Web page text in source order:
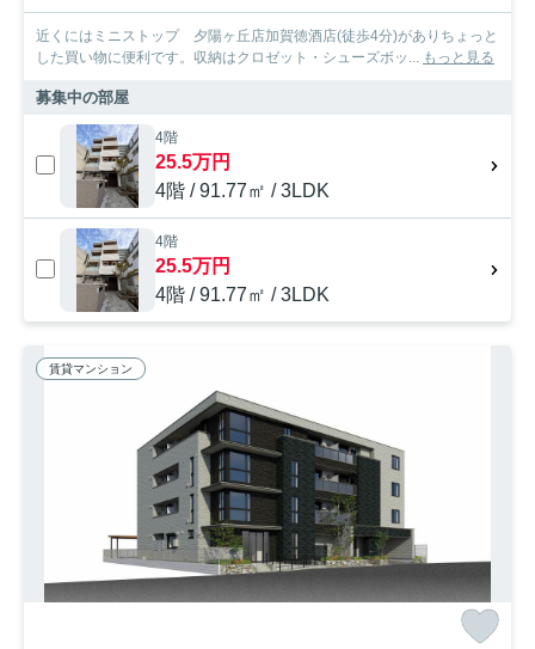
近くにはミニストップ 夕陽ヶ丘店加賀徳酒店(徒歩4分)がありちょっと
した買い物に便利です。収納はクロゼット・シューズボッ... もっと見る
募集中の部屋
4階
25.5万円
4階 / 91.77㎡ / 3LDK
4階
25.5万円
4階 / 91.77㎡ / 3LDK
賃貸マンション